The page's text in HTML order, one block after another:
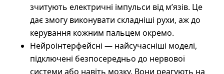
зчитують електричні імпульси від м’язів. Це
дає змогу виконувати складніші рухи, аж до
керування кожним пальцем окремо.
Нейроінтерфейсні — найсучасніші моделі,
підключені безпосередньо до нервової
системи або навіть мозку. Вони реагують на